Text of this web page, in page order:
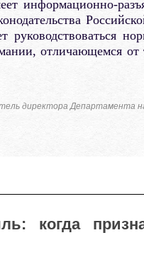
информационно-
руководствоваться
отличающемся от
директора Департамента
когда